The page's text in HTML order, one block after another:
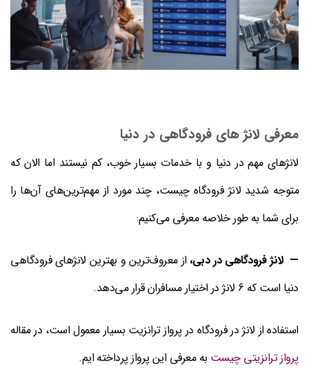
معرفی لانژ های فرودگاهی در دنیا
لانژهای مهم در دنیا و با خدمات بسیار خوب، کم نیستند اما الان که
متوجه شدید لانژ فرودگاه چیست، چند مورد از مهم‌ترین‌های آن‌ها را
برای شما به طور خلاصه معرفی می‌کنیم:
— لانژ فرودگاهی در دبی، از معروف‌ترین و بهترین لانژهای فرودگاهی
دنیا است که 6 لانژ در اختیار مسافران قرار می‌دهد.
استفاده از لانژ در فرودگاه در پرواز ترانزیت بسیار معمول است، در مقاله
پرواز ترانزیتی چیست به معرفی این پرواز پرداخته ایم.